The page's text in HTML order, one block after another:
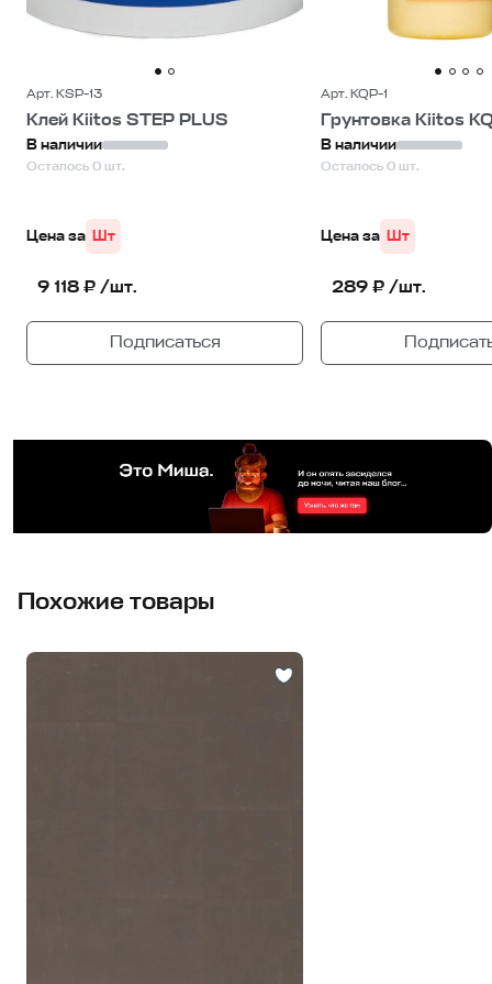
Арт. KSP-13
Клей Kiitos STEP PLUS
В наличии
Осталось 0 шт.
Цена за Шт
9 118 ₽ /шт.
Подписаться
Арт. KQP-1
Грунтовка Kiitos
В наличии
Осталось 0 шт.
Цена за Шт
289 ₽ /шт.
Похожие товары